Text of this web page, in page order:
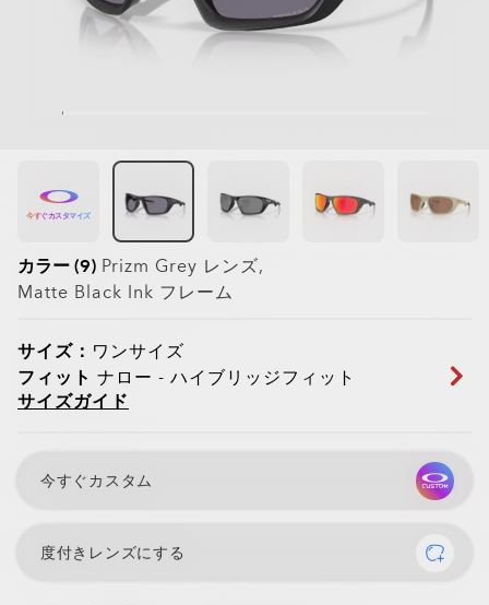
今すぐカスタマイズ
カラー (9) Prizm Grey レンズ,
Matte Black Ink フレーム
サイズ： ワンサイズ
フィット ナロー - ハイブリッジフィット
サイズガイド
今すぐカスタム
度付きレンズにする